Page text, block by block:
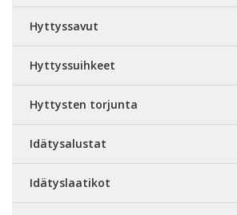
Hyttyssavut
Hyttyssuihkeet
Hyttysten torjunta
Idätysalustat
Idätyslaatikot